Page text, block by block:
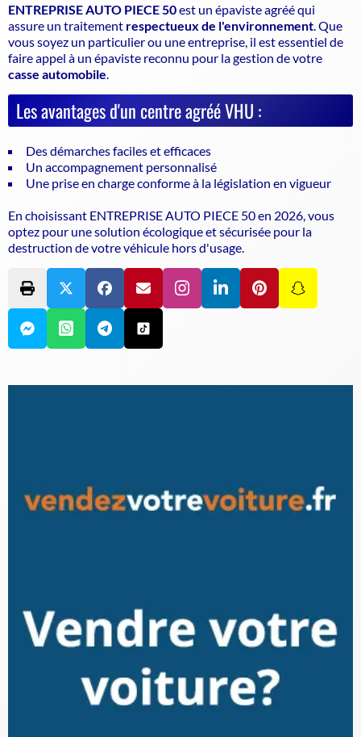
ENTREPRISE AUTO PIECE 50est un épaviste agrééqui
assure un traitement respectueux de l'environnement . Que
vous soyez un particulier ou une entreprise, il est essentiel de
faire appel à un épaviste reconnu pour la gestion de votre
casse automobile
Les avantages d'un centre agréé VHU :
Des démarches faciles et efficaces
Un accompagnement personnalisé
Une prise en charge conforme à la législation en vigueur
En choisissant ENTREPRISE AUTO PIECE 50 en 2026, vous
optez pour une solution écologique et sécurisée pour la
destruction de votre véhicule hors d'usage.